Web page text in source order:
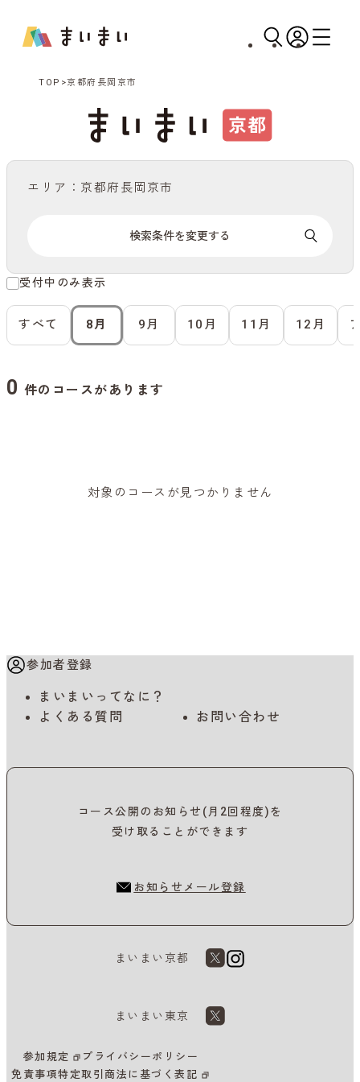
TOP 京都府長岡京市
エリア：京都府長岡京市
検索条件を変更する
受付中のみ表示
すべて 8月 9月 10月 11月 12月
0 件のコースがあります
対象のコースが見つかりません
参加者登録
まいまいってなに？
よくある質問
お問い合わせ
コース公開のお知らせ(月2回程度)を
受け取ることができます
お知らせメール登録
まいまい京都
まいまい東京
参加規定
プライバシーポリシー
免責事項特定取引商法に基づく表記